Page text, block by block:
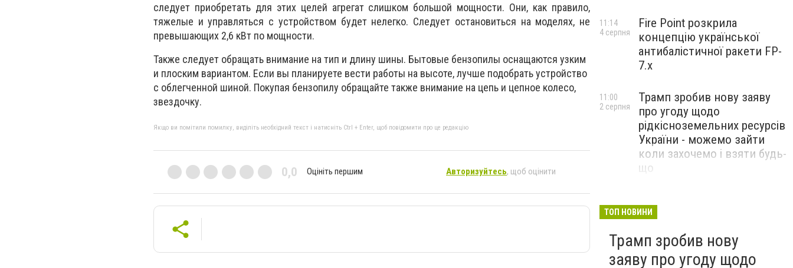
следует приобретать для этих целей агрегат слишком большой мощности. Они, как правило,
тяжелые и управляться с устройством будет нелегко. Следует остановиться на моделях, не
превышающих 2,6 кВт по мощности.
Также следует обращать внимание на тип и длину шины. Бытовые бензопилы оснащаются узким
и плоским вариантом. Если вы планируете вести работы на высоте, лучше подобрать устройство
с облегченной шиной. Покупая бензопилу обращайте также внимание на цепь и цепное колесо,
звездочку.
Якщо ви помітили помилку, виділіть необхідний текст і натисніть Ctrl + Enter, щоб повідомити про це редакцію
0,0 Оцініть першим Авторизуйтесь, щоб оцінити
Fire Point розкрила
концепцію української
антибалістичної ракети FP-
7.x
11:14
4 серпня
Трамп зробив нову заяву
про угоду щодо
рідкісноземельних ресурсів
України - можемо зайти
коли захочемо і взяти будь-
що
11:00
2 серпня
призов”: ДБР проводить
ТЦК по всій Україні
31 липня
ТОП НОВИНИ
Трамп зробив нову
заяву про угоду щодо